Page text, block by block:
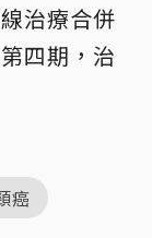
治療合併
四期，治
癌